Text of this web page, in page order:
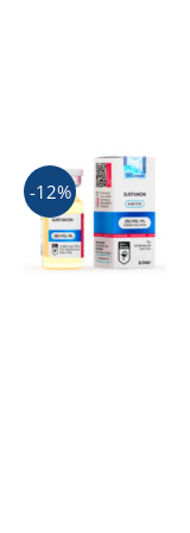
-12%